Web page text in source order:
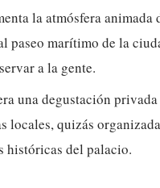
la atmósfera animada
paseo marítimo de la
a la gente.
una degustación
locales, quizás
históricas del palacio.